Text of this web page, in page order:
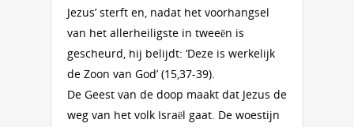
Jezus’ sterft en, nadat het voorhangsel
van het allerheiligste in tweeën is
gescheurd, hij belijdt: ‘Deze is werkelijk
de Zoon van God’ (15,37-39).
De Geest van de doop maakt dat Jezus de
weg van het volk Israël gaat. De woestijn